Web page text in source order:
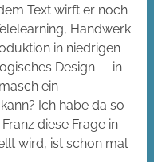
Text wirft er noch
Handwerk
in niedrigen
Design — in
ein
Ich habe da so
diese Frage in
wird, ist schon mal